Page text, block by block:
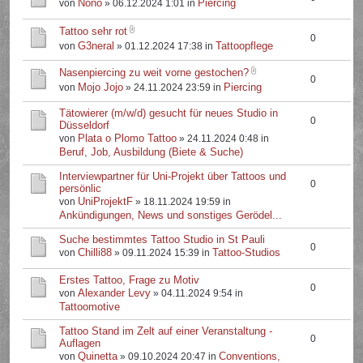
von Nönö » 06.12.2024 1:01 in Piercing
Tattoo sehr rot
vonG3neral » 01.12.2024 17:38 in Tattoopflege
0
Nasenpiercing zu weit vorne gestochen?
von Mojo Jojo » 24.11.2024 23:59 in Piercing
0
Tätowierer (m/w/d) gesucht für neues Studio in
Düsseldorf
von Plata o Plomo Tattoo » 24.11.2024 0:48 in
Beruf, Job, Ausbildung (Biete & Suche)
0
Interviewpartner für Uni-Projekt über Tattoos und
persönlic
von UniProjektF » 18.11.2024 19:59 in
Ankündigungen, News und sonstiges Gerödel...
0
Suche bestimmtes Tattoo Studio in St Pauli
vonChilli88 » 09.11.2024 15:39 in Tattoo-Studios 0
Erstes Tattoo, Frage zu Motiv
vonAlexander Levy » 04.11.2024 9:54 in
Tattoomotive
0
Tattoo Stand im Zelt auf einer Veranstaltung -
Auflagen
vonQuinetta» 09.10.2024 20:47 inConventions,
0